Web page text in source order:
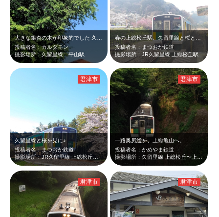
投稿者名：カルダモン
撮影場所：久留里線 平山駅
投稿者名：まつおか鉄道
撮影場所：JR久留里線 上総松丘駅
久留里線と桜を見に♪
投稿者名：まつおか鉄道
撮影場所：JR久留里線 上総松丘〜平山 間
君津市
一路奥房総を、上総亀山へ。
投稿者名：かめやま鉄道
君津市
君津市 君津市